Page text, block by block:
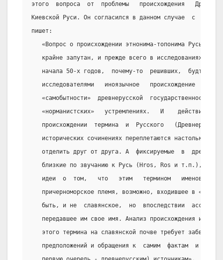
этого  вопроса  от  проблемы   происхождения
Киевской Руси. Он согласился в данном случае  с  Г.А.
пишет:
«Вопрос о происхождении этнонима-топонима Русь  в
крайне запутан, и прежде всего в исследованиях
начала 50-х годов,  почему-то  решивших,  будто
исследователями   иноязычное   происхождение
«самобытности»  древнерусской  государственности  и
«норманистских»   устремлениях.   И
происхождении  термина  и  Русского
исторических сочинениях переплетаются настолько
отделить друг от друга. А  фиксируемые  в  древних
близкие по звучанию к Русь (Hros, Ros и т.п.), дают
идеи  о  том,   что   этим   термином   именовалось
причерноморское племя, возможно, входившее в
быть, и не  славянское,  но  впоследствии
передавшее им свое имя. Анализ происхождения и
этого термина на славянской почве требует забвения
предположений и обращения к  самим  фактам  и